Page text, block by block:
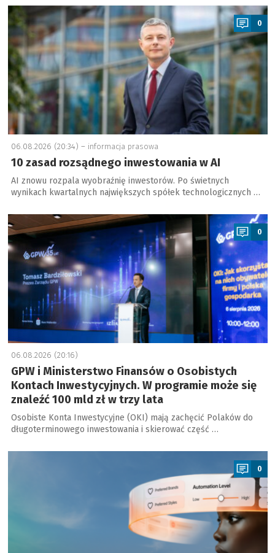
a
0
06.08.2026 (20:34) – informacja prasowa
10 zasad rozsądnego inwestowania w AI
AI znowu rozpala wyobraźnię inwestorów. Po świetnych
wynikach kwartalnych największych spółek technologicznych …
a
0
06.08.2026 (20:16)
GPW i Ministerstwo Finansów o Osobistych
Kontach Inwestycyjnych. W programie może się
znaleźć 100 mld zł w trzy lata
Osobiste Konta Inwestycyjne (OKI) mają zachęcić Polaków do
długoterminowego inwestowania i skierować część …
a
0